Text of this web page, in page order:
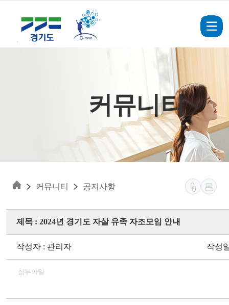
커뮤니티
커뮤니티 공지사항
제목 : 2024년 경기도 자살 유족 자조모임 안내
작성자 : 관리자 작성
첨부파일